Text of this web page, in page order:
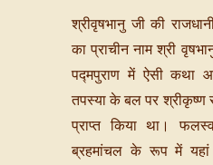
श्रीवृषभानु जी की
का प्राचीन नाम श्री
प‌द्मपुराण में ऐसी कथा
तपस्या के बल पर श्रीकृष्ण
प्राप्त किया था।
ब्रहमांचल के रूप में यहां